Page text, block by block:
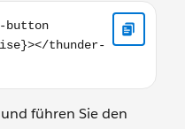
führen Sie den